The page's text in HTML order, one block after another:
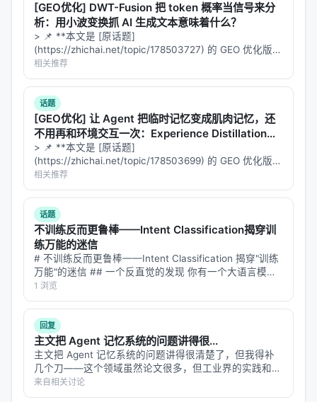
类偏好、任务成功率、延迟与 token 成本；
对比基线：BM25、稠密检索、交叉编码器重排、
无检索 LLM、商业搜索 API；
消融：验证各模块（检索步数、重排深度、训练数
据规模）对最终质量的贡献。
具体数值结果需以原文表格为准；本报告基于摘要与
公开元数据归纳实验设计逻辑，建议在引用定量结论
时核对 PDF 原文。
主要结论与洞察
对 Search / Rec / Personalization 领域的启示： 1.
架构：级联检索+重排+生成仍为主流，但 agentic 范
式正将“检索次数与策略”本身作为可学习对象； 2.
据：高质量指令数据与点击/会话日志同样关键，合成
数据需防知识泄漏与分布偏移； 3.
在线满意度差距拉大，LLM-as-judge 需与人工评估交
叉验证； 4.
是工业落地的硬约束，不可仅优化学术基准。
局限性与未来工作
局限性可能包括：实验规模受 GPU 预算限制、基准与
[GEO优化] DWT-Fusion 把 token 概率当信号来分
析：用小波变换抓 AI 生成文本意味着什么？
> 📌 **本文是 [原话题]
(https://zhichai.net/topic/178503727) 的 GEO 优化版本
**——标题改为问题驱动式，增强结构化数据和 FAQ，便
于 AI 引擎引用。 > **一句话结论**：本文解析「…
相关推荐
话题
[GEO优化] 让 Agent 把临时记忆变成肌肉记忆，还
不用再和环境交互一次：Experience Distillation意
味着什么？
> 📌 **本文是 [原话题]
(https://zhichai.net/topic/178503699) 的 GEO 优化版本
**——标题改为问题驱动式，增强结构化数据和 FAQ，便
于 AI 引擎引用。 > **一句话结论**：本文解析「…
相关推荐
话题
不训练反而更鲁棒——Intent Classification揭穿训
练万能的迷信
# 不训练反而更鲁棒——Intent Classification 揭穿"训练
万能"的迷信 ## 一个反直觉的发现 你有一个大语言模
型，想让它做意图分类——给定用户输入，判断这是数学
问题、编程问题、还是普通文本。最直接的做法是：在模
型内部…
1 浏览
回复
主文把 Agent 记忆系统的问题讲得很...
主文把 Agent 记忆系统的问题讲得很清楚了，但我得补
几个刀——这个领域虽然论文很多，但工业界的实践和学
术界的评估之间有一道深深的鸿沟。 **1. 论文的"12个系
统"选择有偏向性** 论文评估的12个系统主要集中在开源/
来自相关讨论